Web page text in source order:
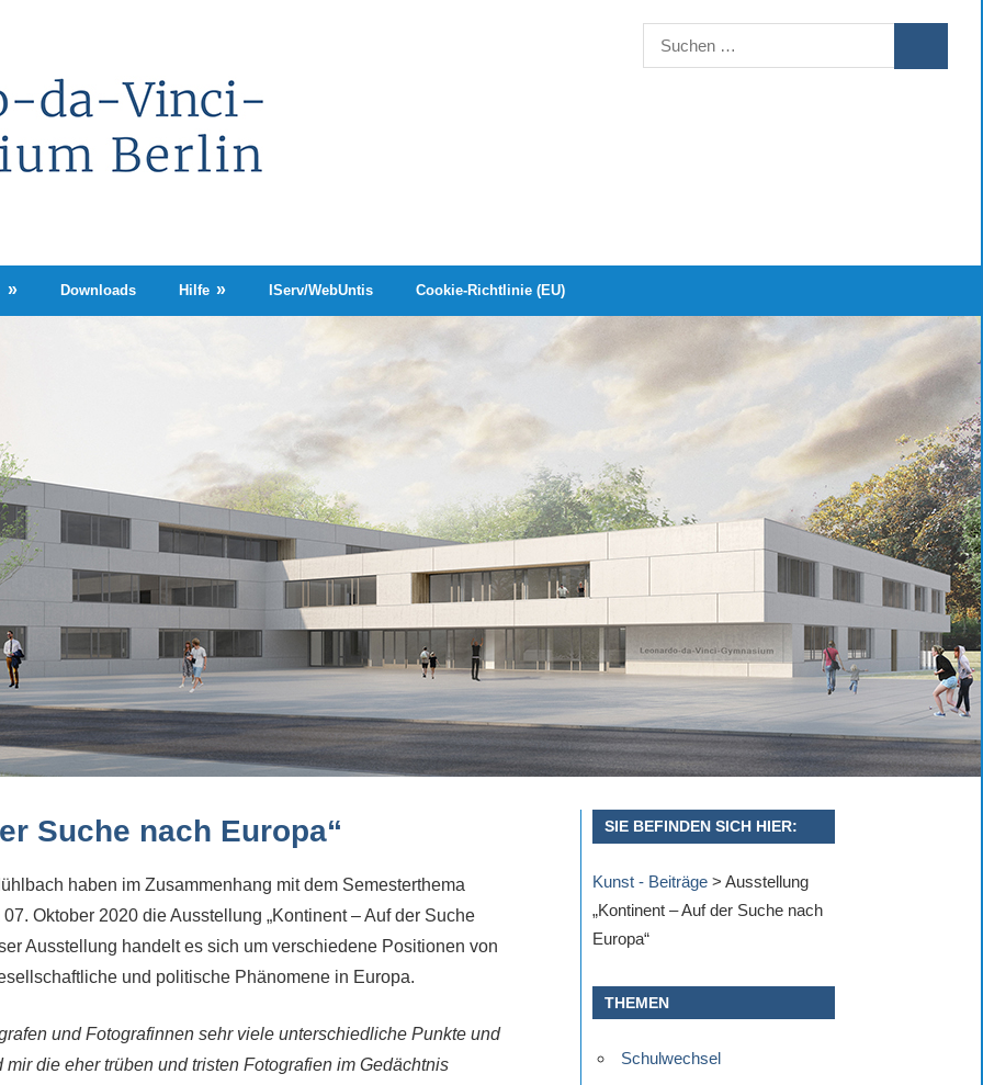
Suchen
nach:
Downloads Hilfe IServ/WebUntis Cookie-Richtlinie (EU)
Suche nach Europa“
haben im Zusammenhang mit dem Semesterthema
Oktober 2020 die Ausstellung „Kontinent – Auf der Suche
Ausstellung handelt es sich um verschiedene Positionen von
und politische Phänomene in Europa.
und Fotografinnen sehr viele unterschiedliche Punkte und
die eher trüben und tristen Fotografien im Gedächtnis
SIE BEFINDEN SICH HIER:
Kunst - Beiträge > Ausstellung
„Kontinent – Auf der Suche nach
Europa“
THEMEN
Schulwechsel